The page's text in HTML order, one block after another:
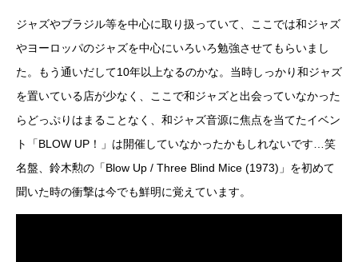
ジャズやブラジル等を中心に取り扱っていて、ここでは和ジャズ
やヨーロッパのジャズを中心にいろいろ勉強させてもらいまし
た。もう通いだして10年以上なるのかな。当時しっかり和ジャズ
を置いている店が少なく、ここで和ジャズと出会っていなかった
らどっぷりはまることなく、和ジャズ音源に焦点を当てたイベン
ト「BLOW UP！」は開催していなかったかもしれないです…笑
名盤、鈴木勲の「Blow Up / Three Blind Mice (1973)」を初めて
聞いた時の衝撃は今でも鮮明に覚えています。